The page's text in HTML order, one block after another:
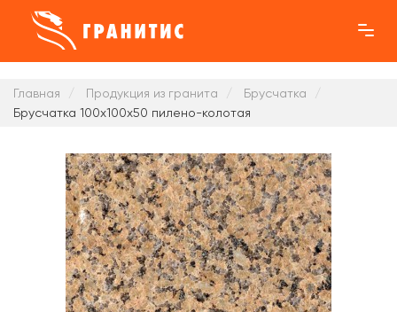
Главная Продукция из гранита
Брусчатка
Брусчатка 100x100x50 пилено-колотая